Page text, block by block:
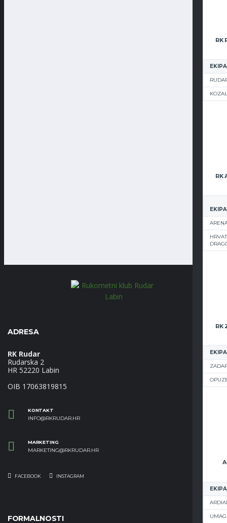
EKIPA
EKIPA
EKIPA
EKIPA
UMAG
ADRESA
RK Rudar
Rudarska 2
HR 52220 Labin
OIB 17063819815
KONTAKT
INFO@RKRUDAR.HR
MARKETING
MARKETING@RKRUDAR.HR
FACEBOOK INSTAGRAM
FORMALNOSTI